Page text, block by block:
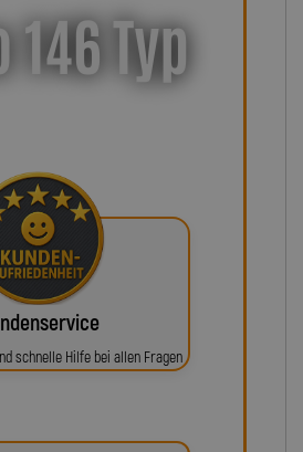
Typ
schnelle Hilfe bei allen Fragen